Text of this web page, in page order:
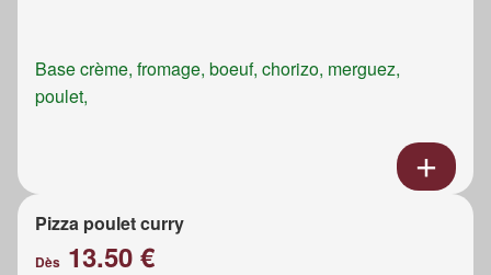
Base crème, fromage, boeuf, chorizo, merguez,
poulet,
Pizza poulet curry
Dès 13.50 €